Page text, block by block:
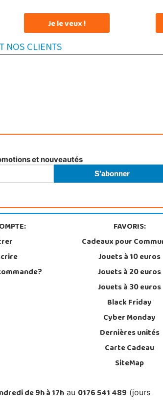
Je le veux !
NOS CLIENTS
et nouveautés
FAVORIS:
Cadeaux pour
Jouets à 10 euros
Jouets à 20 euros
Jouets à 30 euros
Black Friday
Cyber Monday
Dernières unités
Carte Cadeau
SiteMap
de 9h à 17h au 0176 541 489 (jours